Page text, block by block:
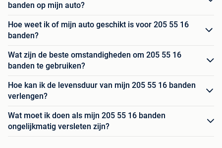
banden op mijn auto?
Hoe weet ik of mijn auto geschikt is voor 205 55 16
banden?
Wat zijn de beste omstandigheden om 205 55 16
banden te gebruiken?
Hoe kan ik de levensduur van mijn 205 55 16 banden
verlengen?
Wat moet ik doen als mijn 205 55 16 banden
ongelijkmatig versleten zijn?